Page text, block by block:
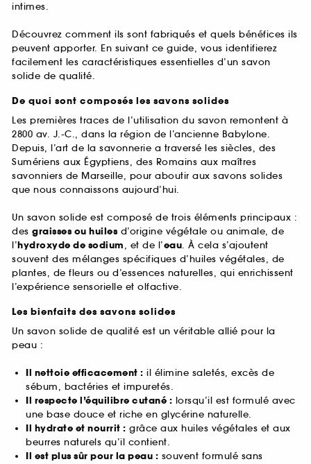
intimes.
Découvrez comment ils sont fabriqués et quels bénéfices ils
peuvent apporter. En suivant ce guide, vous identifierez
facilement les caractéristiques essentielles d’un savon
solide de qualité.
De quoi sont composés les savons solides
Les premières traces de l’utilisation du savon remontent à
2800 av. J.-C., dans la région de l’ancienne Babylone.
Depuis, l’art de la savonnerie a traversé les siècles, des
Sumériens aux Égyptiens, des Romains aux maîtres
savonniers de Marseille, pour aboutir aux savons solides
que nous connaissons aujourd’hui.
Un savon solide est composé de trois éléments principaux :
des graisses ou huilesd’origine végétale ou animale, de
l’hydroxyde de sodium, et de l’eau. À cela s’ajoutent
souvent des mélanges spécifiques d’huiles végétales, de
plantes, de fleurs ou d’essences naturelles, qui enrichissent
l’expérience sensorielle et olfactive.
Les bienfaits des savons solides
Un savon solide de qualité est un véritable allié pour la
peau :
Il nettoie efficacement : il élimine saletés, excès de
sébum, bactéries et impuretés.
Il respecte l’équilibre cutané : lorsqu’il est formulé avec
une base douce et riche en glycérine naturelle.
Il hydrate et nourrit : grâce aux huiles végétales et aux
beurres naturels qu’il contient.
Il est plus sûr pour la peau : souvent formulé sans